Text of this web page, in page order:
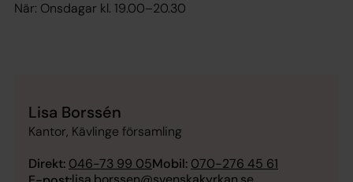
När: Onsdagar kl. 19.00–20.30
Lisa Borssén
Kantor, Kävlinge församling
Direkt: 046-73 99 05Mobil: 070-276 45 61